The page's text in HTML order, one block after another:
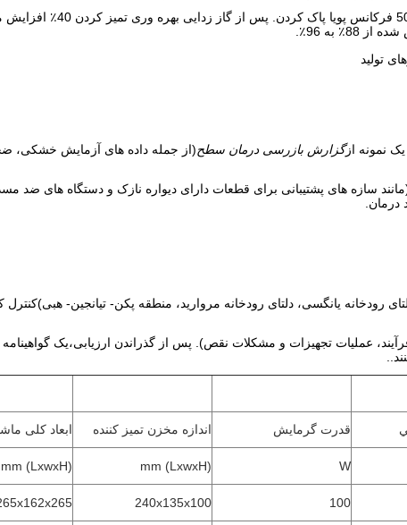
تولید
گزارش بازرسی درمان سطح
سازه های پشتیبانی برای قطعات دارای دیواره نازک و دستگاه های ضد
درمان.
رودخانه یانگسی، دلتای رودخانه مروارید، منطقه پکن- تیانجین-
(از جمله اصول فرآیند، عملیات تجهیزات و مشکلات نقص). پس از گذراندن ارزیابی،یک
قدرت گرمایش اندازه مخزن تمیز کننده ابعاد کلی
W
(LxwxH) mm
(LxwxH) mm
100
240x135x100